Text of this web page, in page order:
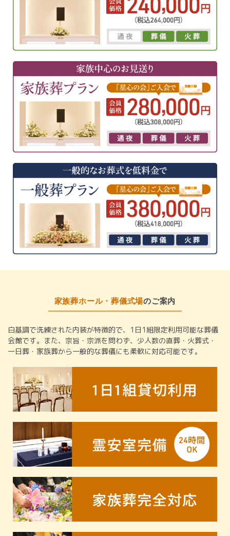
家族葬ホール・葬儀式場のご案内
白基調で洗練された内装が特徴的で、1日1組限定利用可能な葬儀
会館です。また、宗旨・宗派を問わず、少人数の直葬・火葬式・
一日葬・家族葬から一般的な葬儀にも柔軟に対応可能です。